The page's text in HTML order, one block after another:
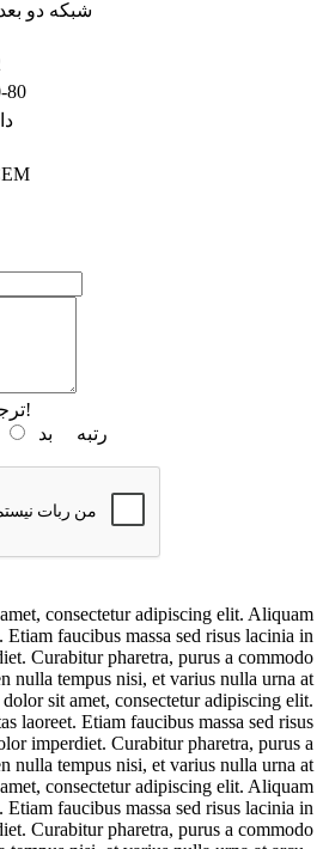
شبکه دو
80
HTML ترجمه نمی شود!
رتبه بد
consectetur adipiscing elit. Aliquam
Etiam faucibus massa sed risus lacinia in
Curabitur pharetra, purus a commodo
nulla tempus nisi, et varius nulla urna at
sit amet, consectetur adipiscing elit.
laoreet. Etiam faucibus massa sed risus
imperdiet. Curabitur pharetra, purus a
nulla tempus nisi, et varius nulla urna at
consectetur adipiscing elit. Aliquam
Etiam faucibus massa sed risus lacinia in
Curabitur pharetra, purus a commodo